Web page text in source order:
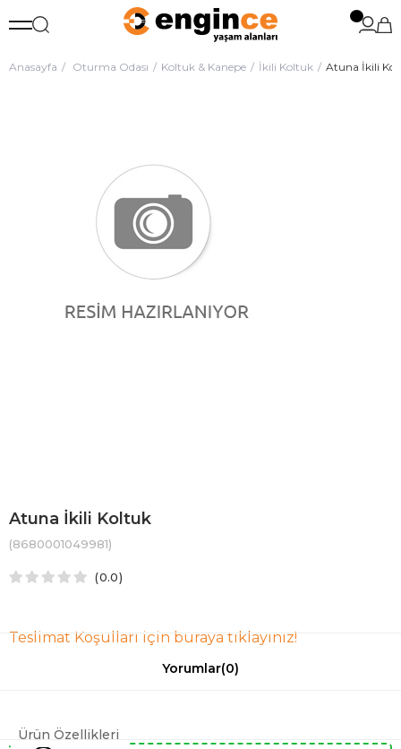
Anasayfa Oturma Odası Koltuk & Kanepe İkili Koltuk Atuna İkili
Atuna İkili Koltuk
(8680001049981)
0.0
Teslimat Koşulları için buraya tıklayınız!
Yorumlar(0)
Ürün Özellikleri